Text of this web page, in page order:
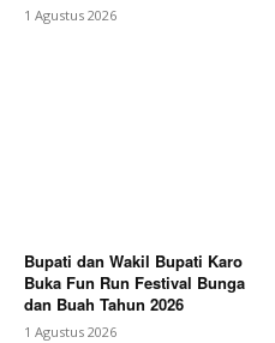
1 Agustus 2026
Bupati dan Wakil Bupati Karo
Buka Fun Run Festival Bunga
dan Buah Tahun 2026
1 Agustus 2026